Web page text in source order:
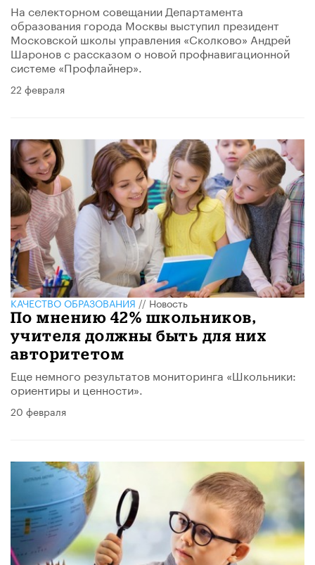
На селекторном совещании Департамента
образования города Москвы выступил президент
Московской школы управления «Сколково» Андрей
Шаронов с рассказом о новой профнавигационной
системе «Профлайнер».
22 февраля
КАЧЕСТВО ОБРАЗОВАНИЯ//Новость
По мнению 42% школьников,
учителя должны быть для них
авторитетом
Еще немного результатов мониторинга «Школьники:
ориентиры и ценности».
20 февраля